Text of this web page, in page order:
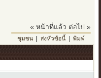
« หน้าที่แล้ว ต่อไป »
ชุมชน| ส่งหัวข้อนี้| พิมพ์